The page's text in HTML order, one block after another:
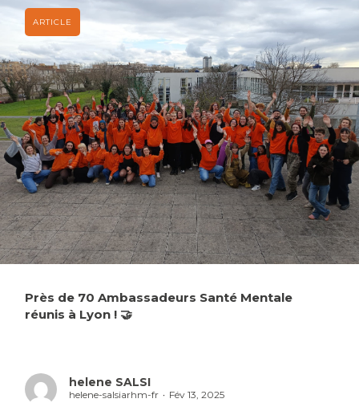
Près de 70 Ambassadeurs Santé Mentale
réunis à Lyon ! 🤝
helene SALSI
helene-salsiarhm-fr Fév 13, 2025